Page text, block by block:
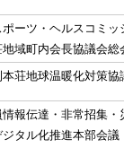
ポーツ・ヘルスコミッ
地域町内会長協議会総
本荘地球温暖化対策協
情報伝達・非常招集
ジタル化推進本部会議